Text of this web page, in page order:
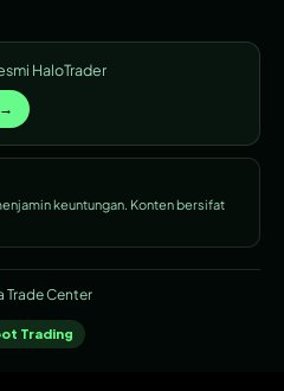
HaloTrader
keuntungan. Konten bersifat
Trade Center
Trading